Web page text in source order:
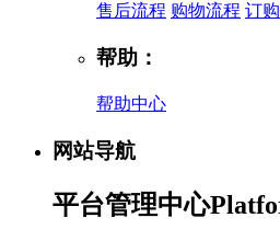
售后流程 购物流程 订
帮助：
帮助中心
网站导航
平台管理中心